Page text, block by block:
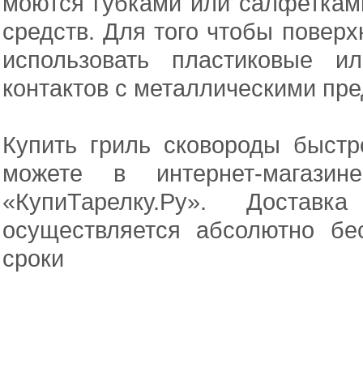
средств. Для того чтобы
использовать пластиковые
контактов с металлическими
Купить гриль сковороды
можете в интернет-
«КупиТарелку.Ру».
осуществляется абсолютно
сроки